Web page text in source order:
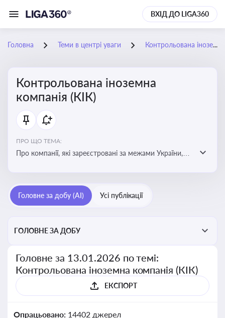
ВХІД ДО LIGA360
Головна Теми в центрі уваги Контрольована іноземна компанія (КІК)
Контрольована іноземна
компанія (КІК)
ПРО ЩО ТЕМА:
Про компанії, які зареєстровані за межами України,
органами України щодо своїх доходів і витрат
Головне за добу (AI) Усі публікації
ГОЛОВНЕ ЗА ДОБУ
Головне за 13.01.2026 по темі:
Контрольована іноземна компанія (КІК)
ЕКСПОРТ
Опрацьовано: 14402 джерел